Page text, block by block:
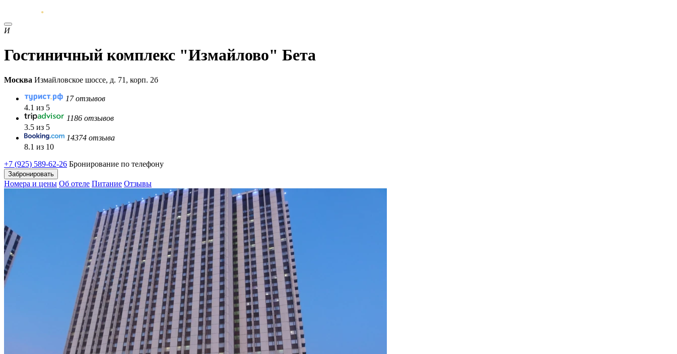
И
Гостиничный комплекс "Измайлово" Бета
Москва Измайловское шоссе, д. 71, корп. 2б
17 отзывов
4.1 из 5
1186 отзывов
3.5 из 5
14374 отзыва
8.1 из 10
+7 (925) 589-62-26 Бронирование по телефону
Забронировать
Номера и цены Об отеле Питание Отзывы